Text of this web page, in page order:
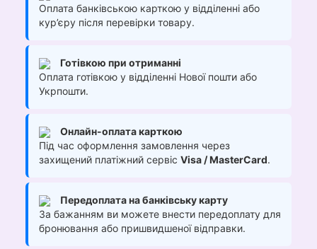
Оплата банківською карткою у відділенні або
кур’єру після перевірки товару.
Готівкою при отриманні
Оплата готівкою у відділенні Нової пошти або
Укрпошти.
Онлайн-оплата карткою
Під час оформлення замовлення через
захищений платіжний сервіс Visa / MasterCard.
Передоплата на банківську карту
За бажанням ви можете внести передоплату для
бронювання або пришвидшеної відправки.